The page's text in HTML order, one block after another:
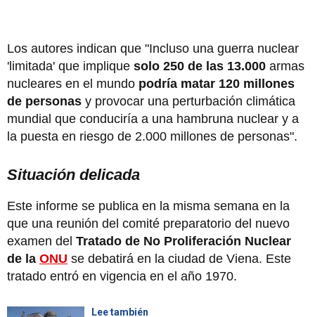
Los autores indican que "Incluso una guerra nuclear
'limitada' que implique solo 250 de las 13.000 armas
nucleares en el mundo podría matar 120 millones
de personas y provocar una perturbación climática
mundial que conduciría a una hambruna nuclear y a
la puesta en riesgo de 2.000 millones de personas".
Situación delicada
Este informe se publica en la misma semana en la
que una reunión del comité preparatorio del nuevo
examen del Tratado de No Proliferación Nuclear
de la ONU se debatirá en la ciudad de Viena. Este
tratado entró en vigencia en el año 1970.
Lee también